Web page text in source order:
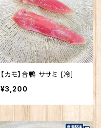
【カモ】合鴨 ササミ [冷]
¥3,200